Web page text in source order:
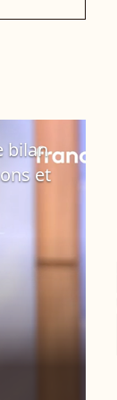
bilan
et